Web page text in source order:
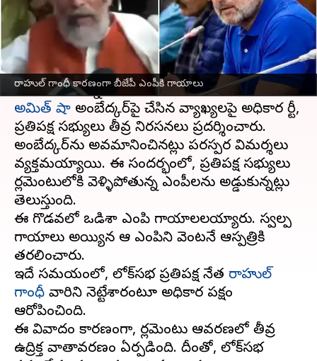
రాహుల్ గాంధీ కారణంగా బీజేపీ ఎంపీకి గాయాలు
వ్రాసిన వారు Sirish Praharaju Dec 19, 2024 11:32 am
ఈ వార్తాకథనం ఏంటి
పార్లమెంటు ఆవరణలో గురువారం తీవ్ర ఉద్రిక్తతలు
అమిత్‌ షా అంబేద్కర్‌పై చేసిన వ్యాఖ్యలపై అధికార పార్టీ,
ప్రతిపక్ష సభ్యులు తీవ్ర నిరసనలు ప్రదర్శించారు.
అంబేద్కర్‌ను అవమానించినట్లు పరస్పర విమర్శలు
వ్యక్తమయ్యాయి. ఈ సందర్భంలో, ప్రతిపక్ష సభ్యులు
పార్లమెంటులోకి వెళ్ళిపోతున్న ఎంపీలను అడ్డుకున్నట్లు
తెలుస్తుంది.
ఈ గొడవలో ఒడిశా ఎంపి గాయాలపాలయ్యారు. స్వల్ప
గాయాలు అయ్యిన ఆ ఎంపిని వెంటనే ఆస్పత్రికి
తరలించారు.
ఇదే సమయంలో, లోక్‌సభ ప్రతిపక్ష నేత రాహుల్‌
గాంధీ వారిని నెట్టేశారంటూ అధికార పక్షం
ఆరోపించింది.
ఈ వివాదం కారణంగా, పార్లమెంటు ఆవరణలో తీవ్ర
ఉద్రిక్త వాతావరణం ఏర్పడింది. దీంతో, లోక్‌సభ